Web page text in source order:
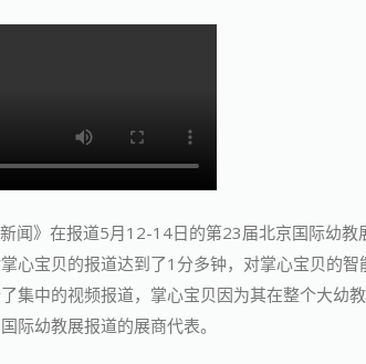
闻》在报道5月12-14日的第23届北京国际幼教
心宝贝的报道达到了1分多钟，对掌心宝贝的
集中的视频报道，掌心宝贝因为其在整个大幼
际幼教展报道的展商代表。